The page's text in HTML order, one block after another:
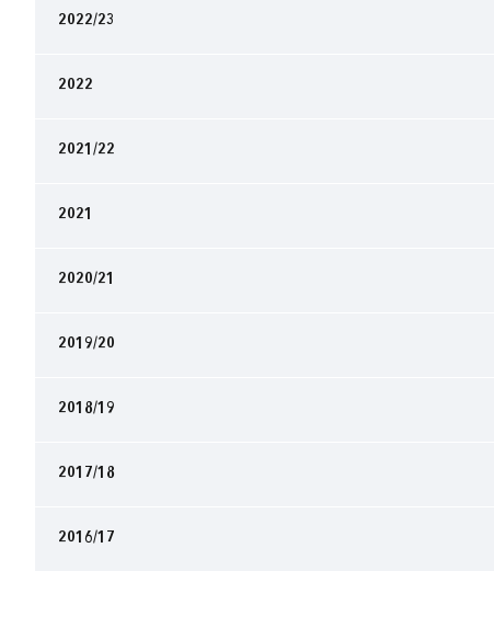
2022/23
2022
2021/22
2021
2020/21
2019/20
2018/19
2017/18
2016/17